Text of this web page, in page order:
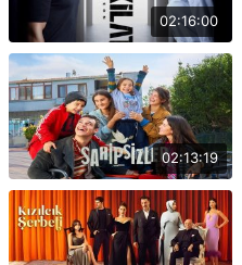
02:16:00
02:13:19